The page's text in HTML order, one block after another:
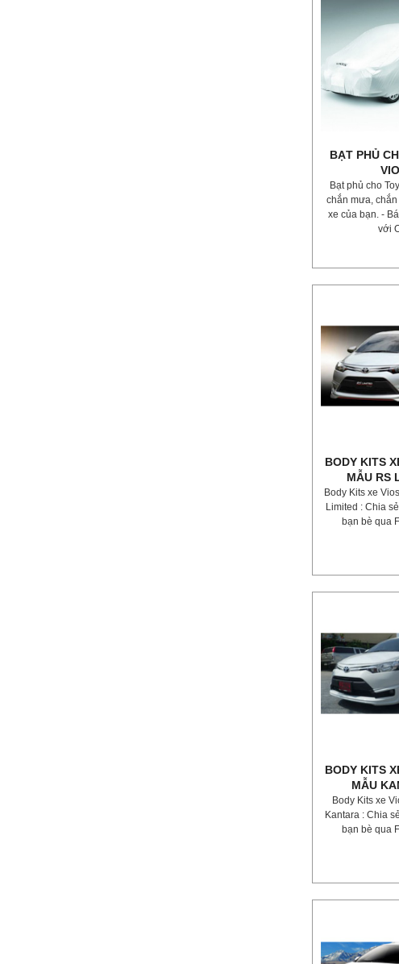
BẠT PHỦ
Bạt phủ cho
chắn mưa,
xe của bạn. -
với
BODY KITS
MẪU RS
Body Kits xe
Limited : Chia
bạn bè qua
BODY KITS
MẪU
Body Kits xe
Kantara : Chia
bạn bè qua